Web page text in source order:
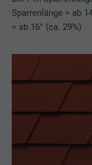
Sparrenlänge = ab
= ab 16° (ca. 29%)